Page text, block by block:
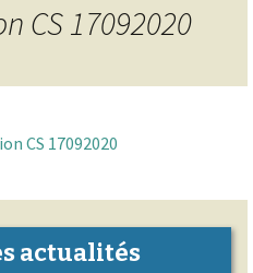
CS 17092020
CS 17092020
actualités